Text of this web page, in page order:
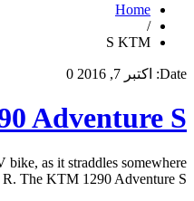
Home
/
S KTM
Date: اکتبر 7, 2016 0
Adventure S
as it straddles somewhere
The KTM 1290 Adventure S […]